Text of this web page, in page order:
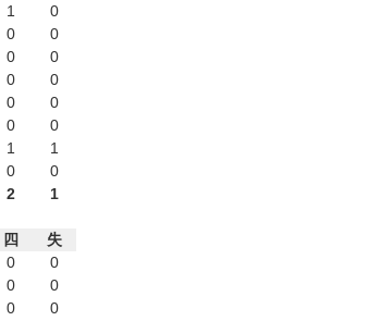
1
0
0
0
0
0
0
0
0
0
0
0
1
1
0
0
2 1
四
失
0
0
0
0
0
0